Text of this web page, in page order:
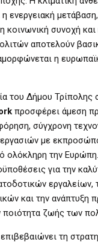
η ενεργειακή
κοινωνική συνοχή
αποτελούν
η
του Δήμου Τρίπολης
προσφέρει άμεση
σύγχρονη
με
ολόκληρη την
για την
εργαλείων,
και την ανάπτυξη
ποιότητα ζωής των
τη